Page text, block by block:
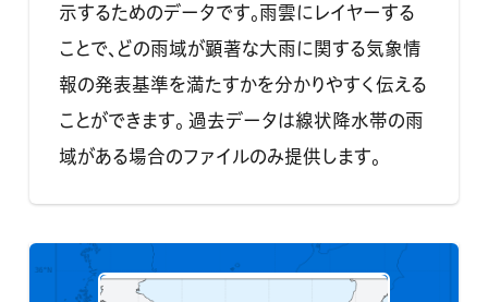
示するためのデータです。雨雲にレイヤーする
ことで、どの雨域が顕著な大雨に関する気象情
報の発表基準を満たすかを分かりやすく伝える
ことができます。 過去データは線状降水帯の雨
域がある場合のファイルのみ提供します。